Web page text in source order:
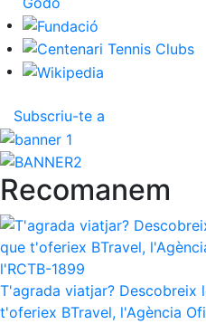
Subscriu-te a
Recomanem
T'agrada viatjar? Descobreix
t'oferiex BTravel, l'Agència